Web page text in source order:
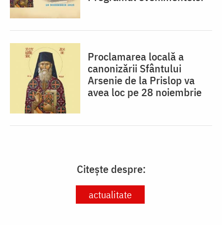
Proclamarea locală a
canonizării Sfântului
Arsenie de la Prislop va
avea loc pe 28 noiembrie
Citește despre:
actualitate